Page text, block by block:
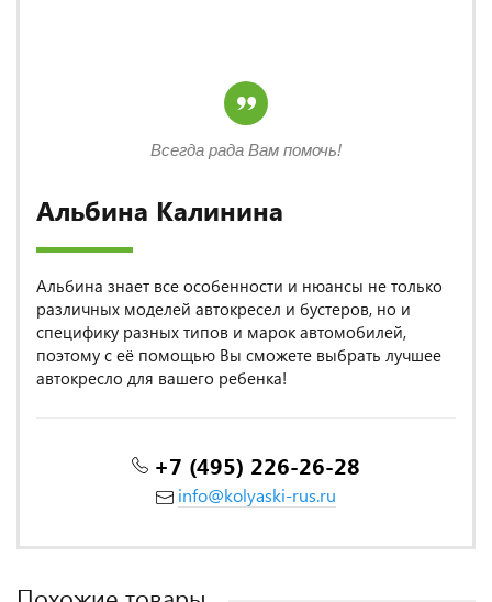
Альбина Калинина
Альбина знает все особенности и нюансы не только
различных моделей автокресел и бустеров, но и
специфику разных типов и марок автомобилей,
поэтому с её помощью Вы сможете выбрать лучшее
автокресло для вашего ребенка!
+7 (495) 226-26-28
info@kolyaski-rus.ru
Всегда рада Вам помочь!